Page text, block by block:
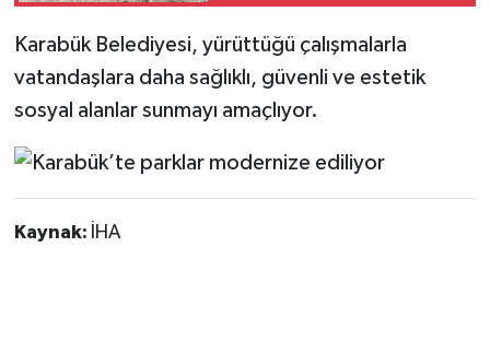
Karabük Belediyesi, yürüttüğü çalışmalarla
vatandaşlara daha sağlıklı, güvenli ve estetik
sosyal alanlar sunmayı amaçlıyor.
Kaynak: İHA